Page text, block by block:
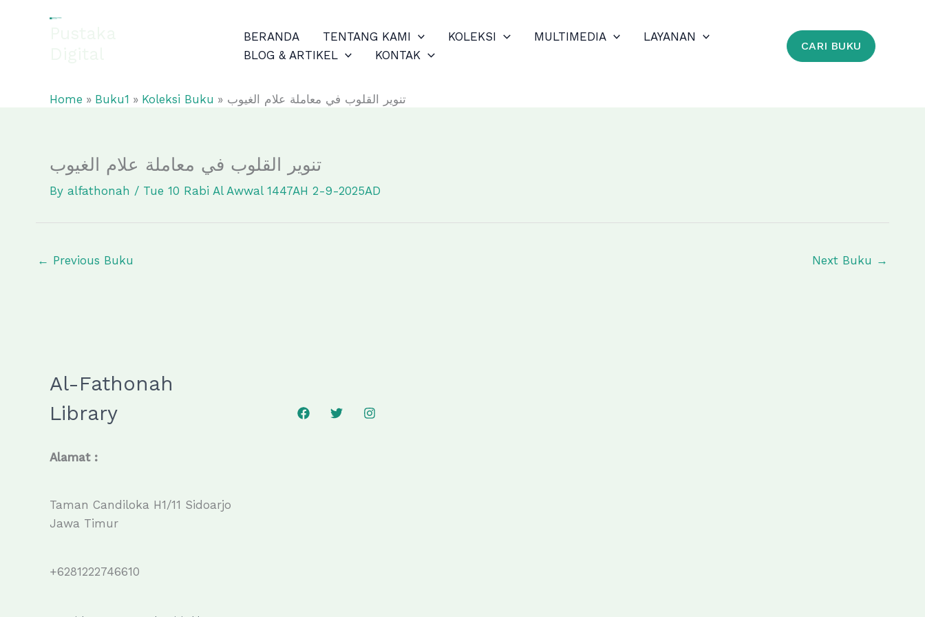
BERANDA TENTANG KAMI KOLEKSI MULTIMEDIA
LAYANAN
BLOG & ARTIKEL
KONTAK
CARI BUKU
Home Buku1 Koleksi Buku تنوير القلوب في معاملة علام الغيوب
تنوير القلوب في معاملة علام الغيوب
By alfathonah / Tue 10 Rabi Al Awwal 1447AH 2-9-2025AD
← Previous Buku Next Buku →
Al-Fathonah
Library
Alamat :
Taman Candiloka H1/11 Sidoarjo
Jawa Timur
+6281222746610